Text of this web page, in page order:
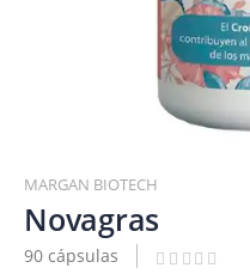
al
comienzo
de
la
MARGAN BIOTECH
Novagras
90 cápsulas